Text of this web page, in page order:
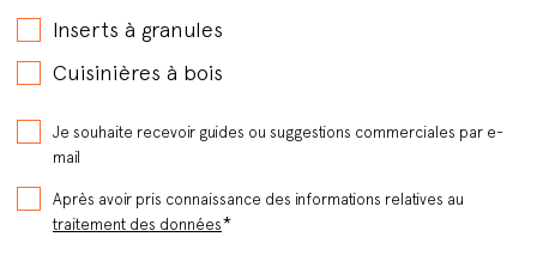
Inserts à granules
Cuisinières à bois
Je souhaite recevoir guides ou suggestions commerciales par e-
mail
Après avoir pris connaissance des informations relatives au
traitement des données*